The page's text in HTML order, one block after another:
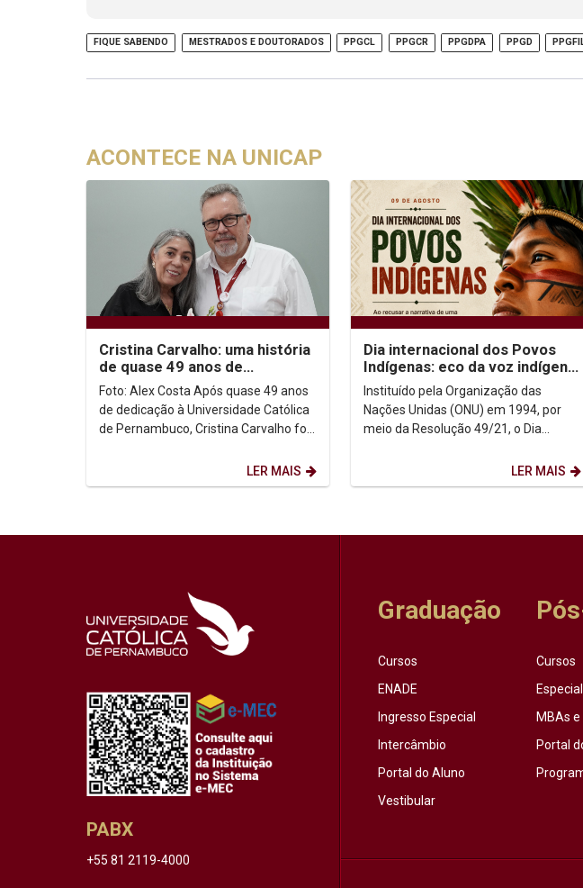
FIQUE SABENDO MESTRADOS E DOUTORADOS PPGCL PPGCR PPGDPA PPGD
ACONTECE NA UNICAP
Cristina Carvalho: uma história
de quase 49 anos de
dedicação à Unicap
Foto: Alex Costa Após quase 49 anos
de dedicação à Universidade Católica
de Pernambuco, Cristina Carvalho foi
LER MAIS
Dia internacional dos Povos
Indígenas: eco da voz indígena
no contexto urbano
Instituído pela Organização das
Nações Unidas (ONU) em 1994, por
meio da Resolução 49/21, o Dia
de agosto) firma-se como...LER MAIS
PABX
+55 81 2119-4000
Graduação
Cursos
ENADE
Ingresso Especial
Intercâmbio
Portal do Aluno
Vestibular
Cursos
MBAs e
Portal